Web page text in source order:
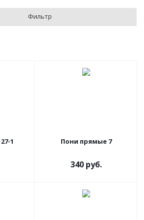
Фильтр
Пони прямые 27-1 Пони прямые 7
340 руб.